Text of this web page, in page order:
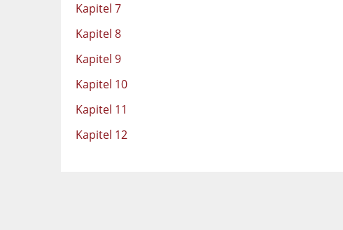
Kapitel 7
Kapitel 8
Kapitel 9
Kapitel 10
Kapitel 11
Kapitel 12